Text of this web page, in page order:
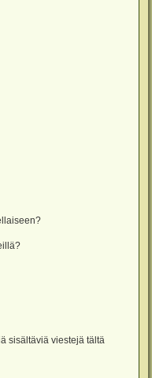
sisältäviä viestejä tältä